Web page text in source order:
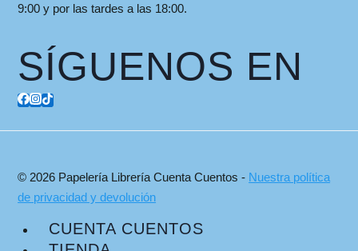
9:00 y por las tardes a las 18:00.
SÍGUENOS EN
© 2026 Papelería Librería Cuenta Cuentos - Nuestra política
de privacidad y devolución
CUENTA CUENTOS